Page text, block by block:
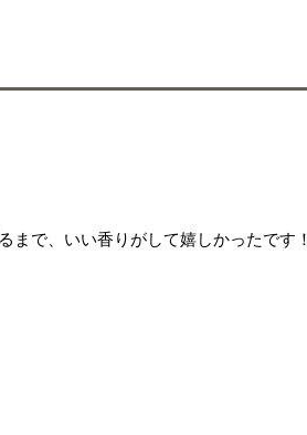
まで、いい香りがして嬉しかったです！